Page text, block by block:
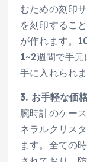
むための刻印
を刻印するこ
が作れます。
1~2週間で手
手に入れられま
3. お手軽な価
腕時計のケー
ネラルクリス
ます。全ての